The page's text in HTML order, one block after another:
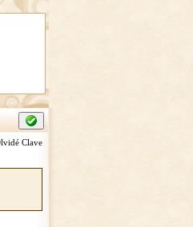
Clave